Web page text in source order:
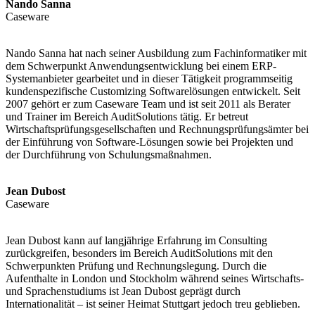
Nando Sanna
Caseware
Nando Sanna hat nach seiner Ausbildung zum Fachinformatiker mit
dem Schwerpunkt Anwendungsentwicklung bei einem ERP-
Systemanbieter gearbeitet und in dieser Tätigkeit programmseitig
kundenspezifische Customizing Softwarelösungen entwickelt. Seit
2007 gehört er zum Caseware Team und ist seit 2011 als Berater
und Trainer im Bereich AuditSolutions tätig. Er betreut
Wirtschaftsprüfungsgesellschaften und Rechnungsprüfungsämter bei
der Einführung von Software-Lösungen sowie bei Projekten und
der Durchführung von Schulungsmaßnahmen.
Jean Dubost
Caseware
Jean Dubost kann auf langjährige Erfahrung im Consulting
zurückgreifen, besonders im Bereich AuditSolutions mit den
Schwerpunkten Prüfung und Rechnungslegung. Durch die
Aufenthalte in London und Stockholm während seines Wirtschafts-
und Sprachenstudiums ist Jean Dubost geprägt durch
Internationalität – ist seiner Heimat Stuttgart jedoch treu geblieben.